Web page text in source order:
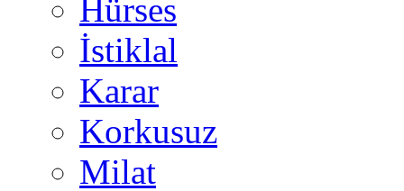
Hürses
İstiklal
Karar
Korkusuz
Milat